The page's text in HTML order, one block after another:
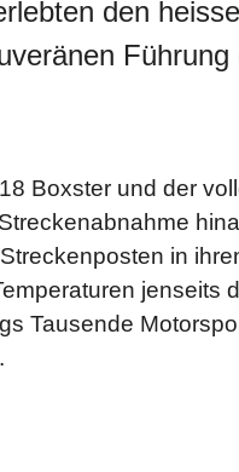
den
Führung
Boxster und der
in
jenseits
Tausende